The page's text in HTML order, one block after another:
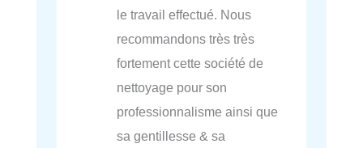
le travail effectué. Nous
recommandons très très
fortement cette société de
nettoyage pour son
professionnalisme ainsi que
sa gentillesse & sa